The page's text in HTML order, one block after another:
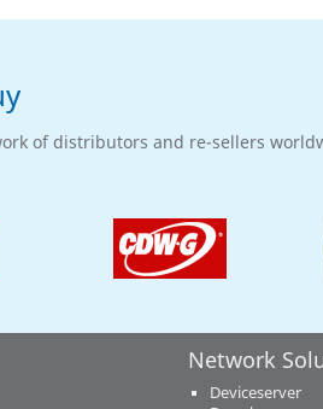
of distributors and re-sellers
Network
Deviceserver